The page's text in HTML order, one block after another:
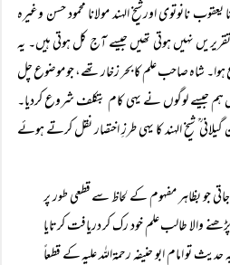
یعقوب نانوتوی اورشیخ الہند مولانا محمود حسن وغیرہ
نہیں ہوتی تھیں جیسے آج کل ہوتی ہیں۔ یہ
شاہ صاحب علم کا بحر زخار تھے، جو موضوع چل
ہم جیسے لوگوں نے یہی کام بتکلف شروع کردیا۔
شیخ الہند کا یہی طرزِ اختصار نقل کرتے ہوئے
جو بظاہر مفہوم کے لحاظ سے قطعی طور پر
والا طالب علم خود رک کر دریافت کرتایا
تو امام ابو حنیفہ رحمۃاللہ علیہ کے قطعاً